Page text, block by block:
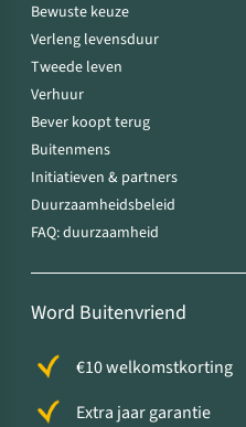
Bewuste keuze
Verleng levensduur
Tweede leven
Verhuur
Bever koopt terug
Buitenmens
Initiatieven & partners
Duurzaamheidsbeleid
FAQ: duurzaamheid
Word Buitenvriend
€10 welkomstkorting
Extra jaar garantie